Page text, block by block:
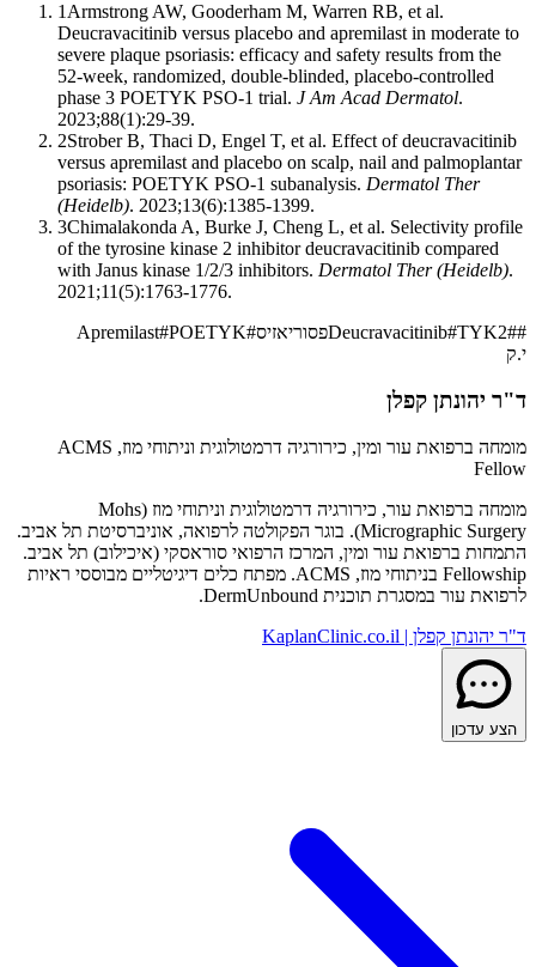
1 Armstrong AW, Gooderham M, Warren RB, et al.
Deucravacitinib versus placebo and apremilast in moderate to
severe plaque psoriasis: efficacy and safety results from the
52-week, randomized, double-blinded, placebo-controlled
phase 3 POETYK PSO-1 trial. J Am Acad Dermatol.
2023;88(1):29-39.
2Strober B, Thaci D, Engel T, et al. Effect of deucravacitinib
versus apremilast and placebo on scalp, nail and palmoplantar
psoriasis: POETYK PSO-1 subanalysis. Dermatol Ther
(Heidelb). 2023;13(6):1385-1399.
3Chimalakonda A, Burke J, Cheng L, et al. Selectivity profile
of the tyrosine kinase 2 inhibitor deucravacitinib compared
with Janus kinase 1/2/3 inhibitors. Dermatol Ther (Heidelb).
2021;11(5):1763-1776.
#
Deucravacitinib#TYK2# פסוריאזיס#
Apremilast#POETYK
י.ק
ד"ר יהונתן קפלן
מומחה ברפואת עור ומין, כירורגיה דרמטולוגית וניתוחי מוז, ACMS
Fellow
מומחה ברפואת עור, כירורגיה דרמטולוגית וניתוחי מוז (Mohs
Micrographic Surgery). בוגר הפקולטה לרפואה, אוניברסיטת תל אביב.
התמחות ברפואת עור ומין, המרכז הרפואי סוראסקי (איכילוב) תל אביב.
Fellowship בניתוחי מוז, ACMS. מפתח כלים דיגיטליים מבוססי ראיות
לרפואת עור במסגרת תוכנית DermUnbound.
ד"ר יהונתן קפלן | KaplanClinic.co.il
הצע עדכון